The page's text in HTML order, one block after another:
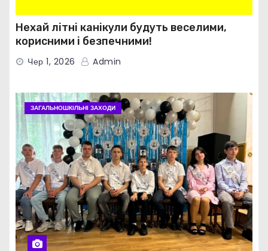
Нехай літні канікули будуть веселими,
корисними і безпечними!
Чер 1, 2026 Admin
ЗАГАЛЬНОШКІЛЬНІ ЗАХОДИ